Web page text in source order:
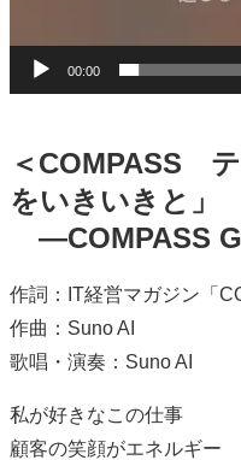
00:00
＜COMPASS
をいきいきと」
―COMPASS
作詞：IT経営マガジン「
作曲：Suno AI
歌唱・演奏：Suno AI
私が好きなこの仕事
顧客の笑顔がエネルギー